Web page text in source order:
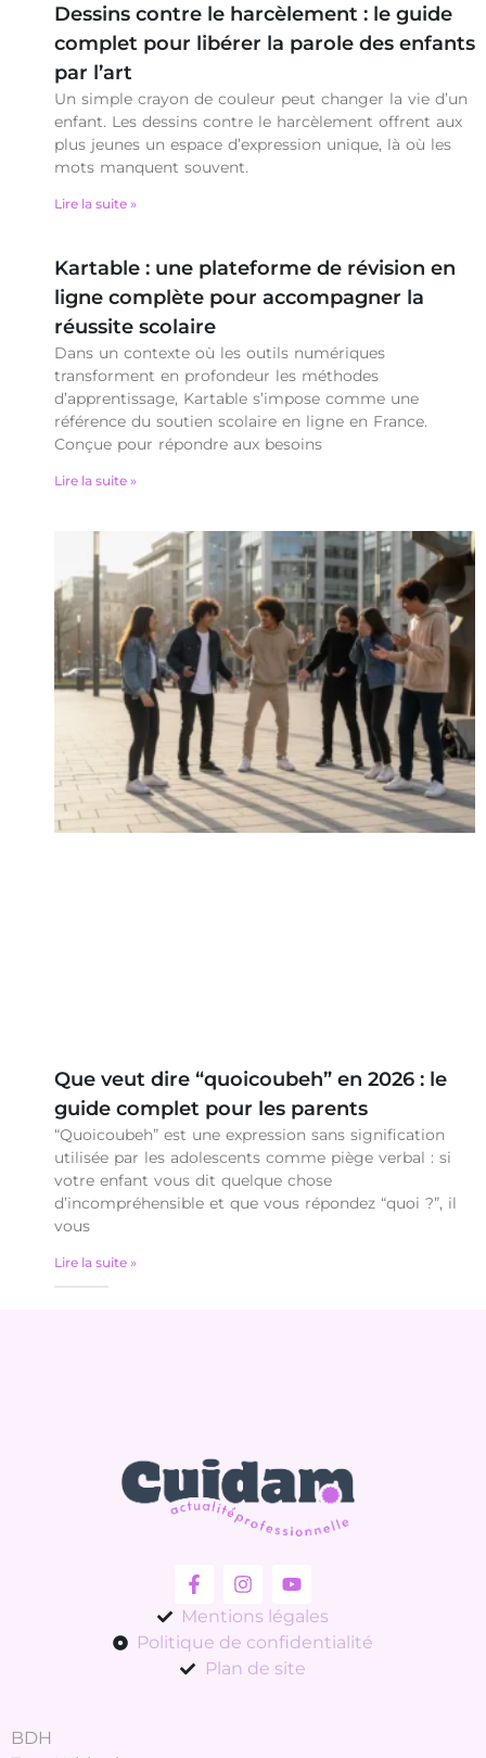
Dessins contre le harcèlement : le guide
complet pour libérer la parole des enfants
par l’art
Un simple crayon de couleur peut changer la vie d’un
enfant. Les dessins contre le harcèlement offrent aux
plus jeunes un espace d’expression unique, là où les
mots manquent souvent.
Lire la suite »
Kartable : une plateforme de révision en
ligne complète pour accompagner la
réussite scolaire
Dans un contexte où les outils numériques
transforment en profondeur les méthodes
d’apprentissage, Kartable s’impose comme une
référence du soutien scolaire en ligne en France.
Conçue pour répondre aux besoins
Lire la suite »
Que veut dire “quoicoubeh” en 2026 : le
guide complet pour les parents
“Quoicoubeh” est une expression sans signification
utilisée par les adolescents comme piège verbal : si
votre enfant vous dit quelque chose
d’incompréhensible et que vous répondez “quoi ?”, il
vous
Lire la suite »
Mentions légales
Politique de confidentialité
Plan de site
BDH